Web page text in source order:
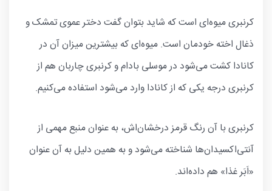
کرنبری میوه‌ای است که شاید بتوان گفت دختر عموی تمشک و
ذغال اخته خودمان است. میوه‌ای که بیشترین میزان آن در
کانادا کشت می‌شود در موسلی بادام و کرنبری چاربان هم از
کرنبری درجه یکی که از کانادا وارد می‌شود استفاده می‌کنیم.
کرنبری با آن رنگ قرمز درخشان‌اش، به عنوان منبع مهمی از
آنتی‌اکسیدان‌ها شناخته می‌شود و به همین دلیل به آن عنوان
«اَبَر غذا» هم داده‌اند.